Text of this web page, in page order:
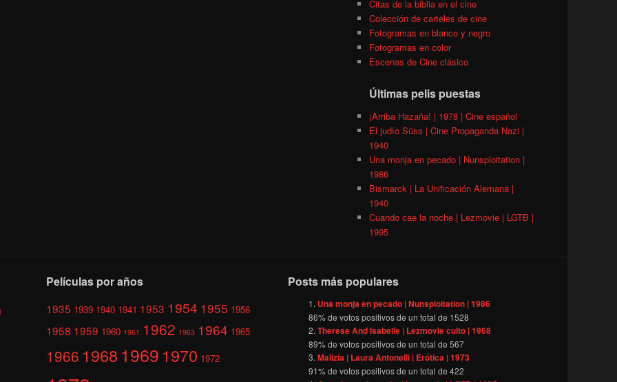
Citas de la biblia en el cine
Colección de carteles de cine
Fotogramas en blanco y negro
Fotogramas en color
Escenas de Cine clásico
Últimas pelis puestas
¡Arriba Hazaña! | 1978 | Cine español
El judío Süss | Cine Propaganda Nazi |
1940
Una monja en pecado | Nunsploitation |
1986
Bismarck | La Unificación Alemana |
1940
Cuando cae la noche | Lezmovie | LGTB |
1995
Películas por años
1935 1939 1940 1941 1953 1954 1955 1956
1958 1959 1960 1961 1962 1963 1964 1965
1966 1968 1969 1970 1972
Posts más populares
Una monja en pecado | Nunsploitation | 1986
86% de votos positivos de un total de 1528
Therese And Isabelle | Lezmovie culto | 1968
89% de votos positivos de un total de567
Malizia | Laura Antonelli | Erótica | 1973
91% de votos positivos de un total de422